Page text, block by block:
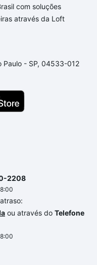
com soluções
através da Loft
Paulo - SP, 04533-012
2208
ou através do Telefone